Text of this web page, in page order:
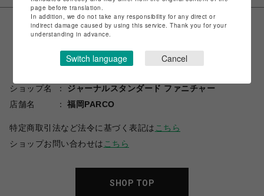
ショップ名
ジャーナルスタンダード ファニチャー
店舗名
福岡PARCO
特定商取引法など法令に基づく表記は こちら
ショップお問い合わせは こちら
SHOP TOP
page before translation.
In addition, we do not take any responsibility for any direct or
indirect damage caused by using this service. Thank you for your
understanding in advance.
Switch language Cancel